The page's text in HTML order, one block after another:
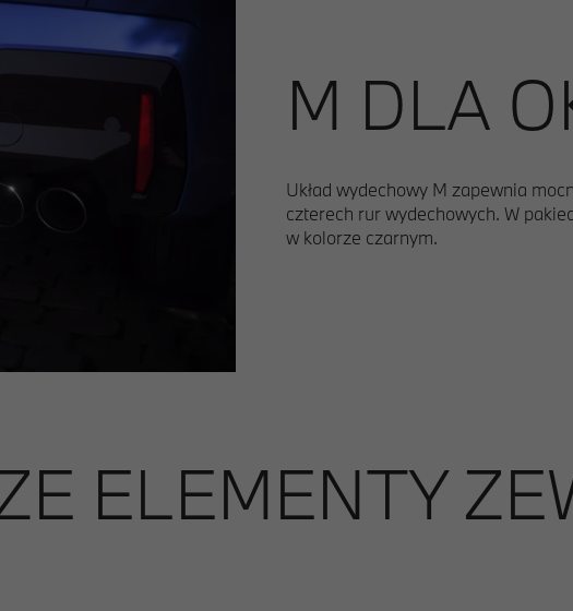
M DLA
Układ wydechowy M zapewnia
czterech rur wydechowych. W
w kolorze czarnym.
ELEMENTY